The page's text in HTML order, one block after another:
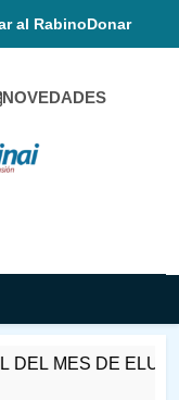
al RabinoDonar
NOVEDADES
En
DE ELUL